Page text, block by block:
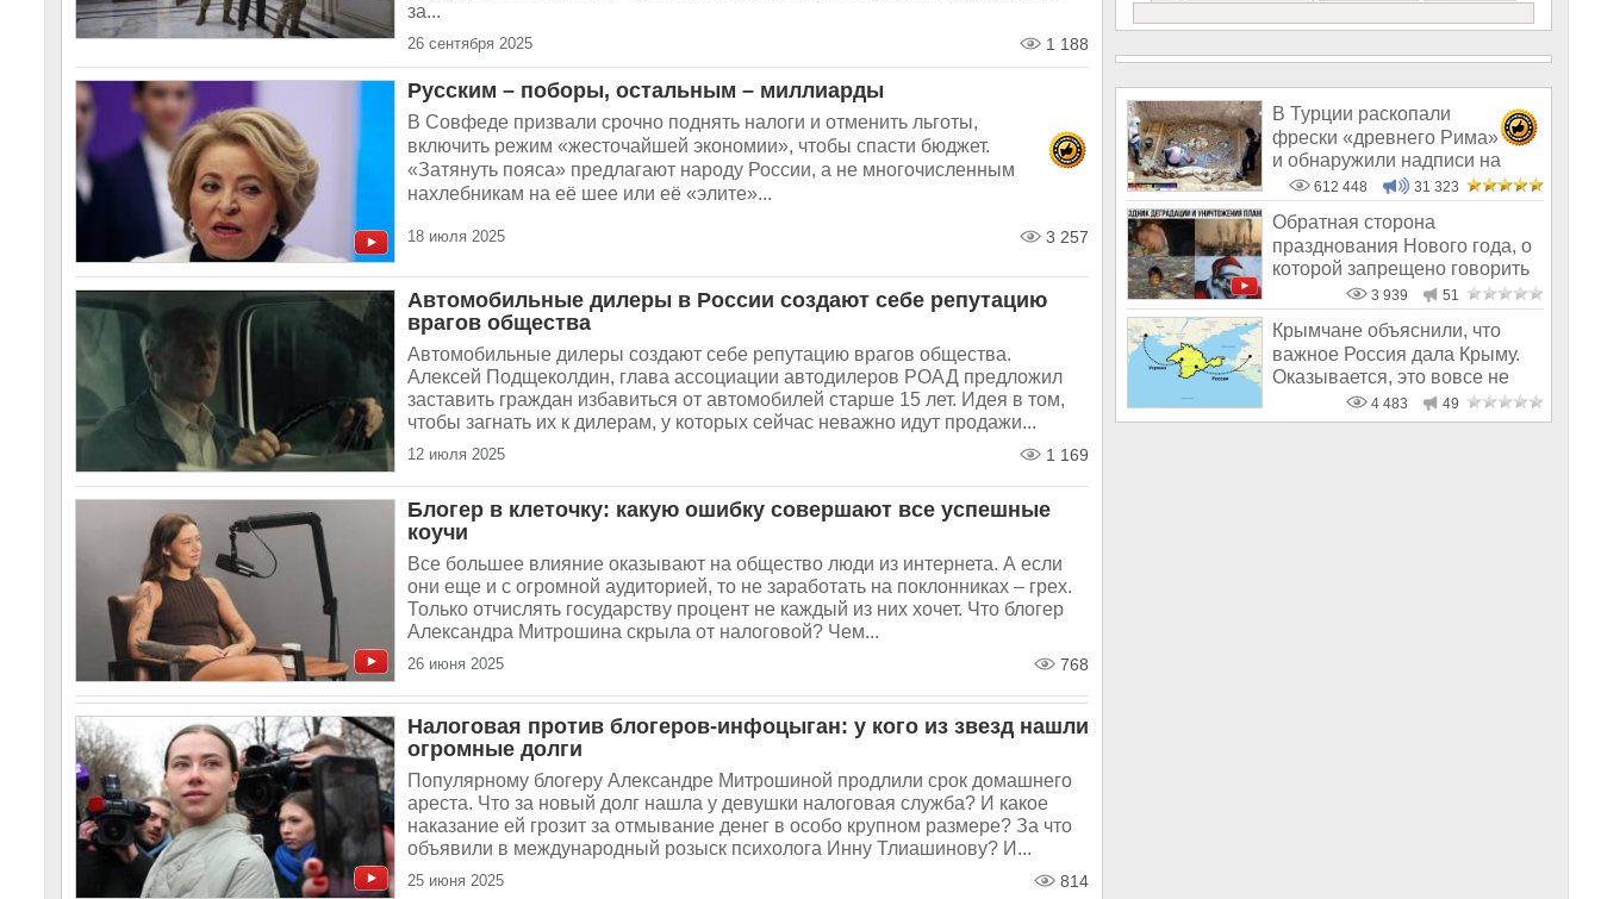
за...
26 сентября 2025 1 188
Русским – поборы, остальным – миллиарды
В Совфеде призвали срочно поднять налоги и отменить льготы,
включить режим «жесточайшей экономии», чтобы спасти бюджет.
«Затянуть пояса» предлагают народу России, а не многочисленным
нахлебникам на её шее или её «элите»...
18 июля 2025 3 257
Автомобильные дилеры в России создают себе репутацию
врагов общества
Автомобильные дилеры создают себе репутацию врагов общества.
Алексей Подщеколдин, глава ассоциации автодилеров РОАД предложил
заставить граждан избавиться от автомобилей старше 15 лет. Идея в том,
чтобы загнать их к дилерам, у которых сейчас неважно идут продажи...
12 июля 2025 1 169
Блогер в клеточку: какую ошибку совершают все успешные
коучи
Все большее влияние оказывают на общество люди из интернета. А если
они еще и с огромной аудиторией, то не заработать на поклонниках – грех.
Только отчислять государству процент не каждый из них хочет. Что блогер
Александра Митрошина скрыла от налоговой? Чем...
26 июня 2025 768
Налоговая против блогеров-инфоцыган: у кого из звезд нашли
огромные долги
Популярному блогеру Александре Митрошиной продлили срок домашнего
ареста. Что за новый долг нашла у девушки налоговая служба? И какое
наказание ей грозит за отмывание денег в особо крупном размере? За что
объявили в международный розыск психолога Инну Тлиашинову? И...
25 июня 2025 814
В Турции раскопали
фрески «древнего Рима»
и обнаружили надписи на
Русском!
612 448 31 323
Обратная сторона
празднования Нового года, о
которой запрещено говорить
3 939 51
Крымчане объяснили, что
важное Россия дала Крыму.
Оказывается, это вовсе не
4 483 49